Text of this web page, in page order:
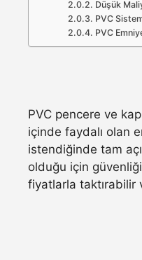
Düşük
PVC
PVC
PVC pencere ve
içinde faydalı olan
istendiğinde tam
olduğu için
fiyatlarla